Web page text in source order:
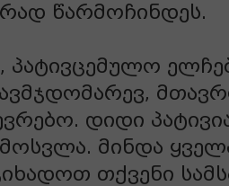
წარმოჩინდეს.
პატივცემულო
დიდი
მინდა
თქვენი